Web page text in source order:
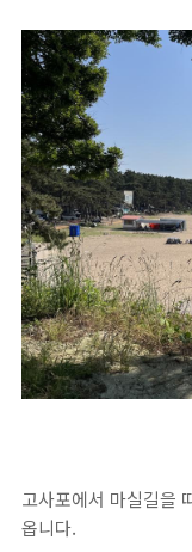
고사포에서 마실길을
옵니다.